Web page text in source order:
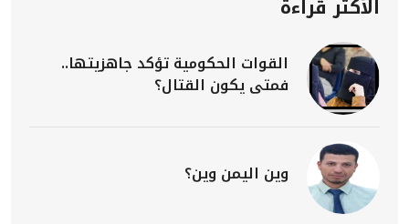
الأكثر قراءة
القوات الحكومية تؤكد جاهزيتها..
فمتى يكون القتال؟
وين اليمن وين؟